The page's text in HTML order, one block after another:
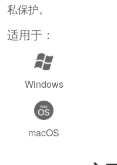
私保护。
适用于：
Windows
macOS